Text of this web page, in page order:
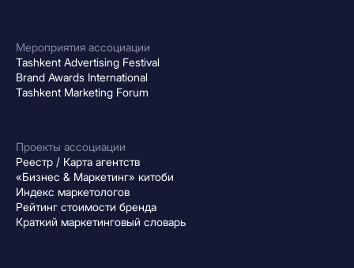
Мероприятия ассоциации
Tashkent Advertising Festival
Brand Awards International
Tashkent Marketing Forum
Проекты ассоциации
Реестр / Карта агентств
«Бизнес & Маркетинг» китоби
Индекс маркетологов
Рейтинг стоимости бренда
Краткий маркетинговый словарь